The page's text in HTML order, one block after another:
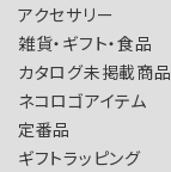
アクセサリー
雑貨・ギフト・食品
カタログ未掲載商品
ネコロゴアイテム
定番品
ギフトラッピング